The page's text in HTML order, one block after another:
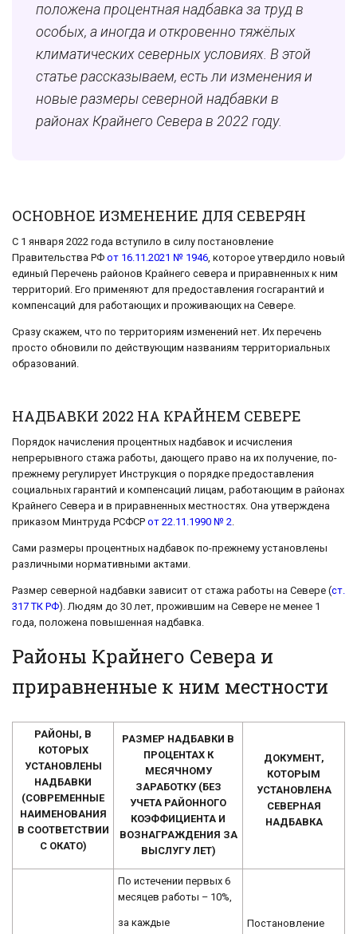
положена процентная надбавка за труд в
особых, а иногда и откровенно тяжёлых
климатических северных условиях. В этой
статье рассказываем, есть ли изменения и
новые размеры северной надбавки в
районах Крайнего Севера в 2022 году.
ОСНОВНОЕ ИЗМЕНЕНИЕ ДЛЯ СЕВЕРЯН
С 1 января 2022 года вступило в силу постановление
Правительства РФ от 16.11.2021 № 1946, которое утвердило новый
единый Перечень районов Крайнего севера и приравненных к ним
территорий. Его применяют для предоставления госгарантий и
компенсаций для работающих и проживающих на Севере.
Сразу скажем, что по территориям изменений нет. Их перечень
просто обновили по действующим названиям территориальных
образований.
НАДБАВКИ 2022 НА КРАЙНЕМ СЕВЕРЕ
Порядок начисления процентных надбавок и исчисления
непрерывного стажа работы, дающего право на их получение, по-
прежнему регулирует Инструкция о порядке предоставления
социальных гарантий и компенсаций лицам, работающим в районах
Крайнего Севера и в приравненных местностях. Она утверждена
приказом Минтруда РСФСР от 22.11.1990 № 2.
Сами размеры процентных надбавок по-прежнему установлены
различными нормативными актами.
Размер северной надбавки зависит от стажа работы на Севере (ст.
317 ТК РФ). Людям до 30 лет, прожившим на Севере не менее 1
года, положена повышенная надбавка.
Районы Крайнего Севера и
приравненные к ним местности
РАЙОНЫ, В
КОТОРЫХ
УСТАНОВЛЕНЫ
НАДБАВКИ
(СОВРЕМЕННЫЕ
НАИМЕНОВАНИЯ
В СООТВЕТСТВИИ
С ОКАТО)
РАЗМЕР НАДБАВКИ В
ПРОЦЕНТАХ К
МЕСЯЧНОМУ
ЗАРАБОТКУ (БЕЗ
УЧЕТА РАЙОННОГО
КОЭФФИЦИЕНТА И
ВОЗНАГРАЖДЕНИЯ ЗА
ВЫСЛУГУ ЛЕТ)
ДОКУМЕНТ,
КОТОРЫМ
УСТАНОВЛЕНА
СЕВЕРНАЯ
НАДБАВКА
По истечении первых 6
месяцев работы – 10%,
за каждые
Постановление